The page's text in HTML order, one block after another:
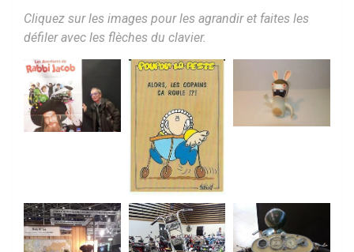
Cliquez sur les images pour les agrandir et faites les
défiler avec les flèches du clavier.